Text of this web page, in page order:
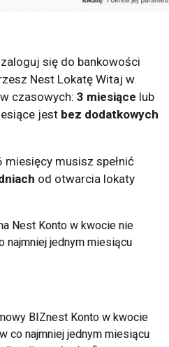
się do bankowości
Nest Lokatę Witaj w
czasowych: 3 miesiące lub
jest bez dodatkowych
musisz spełnić
od otwarcia lokaty
Nest Konto w kwocie nie
najmniej jednym miesiącu
BIZnest Konto w kwocie
w co najmniej jednym miesiącu